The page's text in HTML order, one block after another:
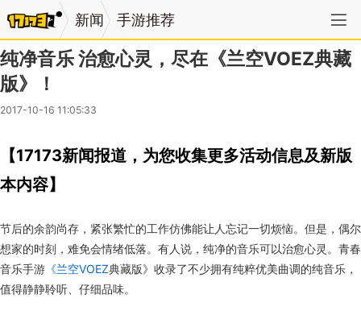
新闻 手游推荐
纯净音乐 治愈心灵，尽在《兰空VOEZ典藏
版》！
2017-10-16 11:05:33
【17173新闻报道，为您收集更多活动信息及新版
本内容】
节后的余韵尚存，紧张繁忙的工作仿佛能让人忘记一切烦恼。但是，偶尔
想家的时刻，难免会情绪低落。有人说，纯净的音乐可以治愈心灵。青春
音乐手游 《兰空VOEZ典藏版》收录了不少拥有纯粹优美曲调的纯音乐，
值得静静聆听、仔细品味。